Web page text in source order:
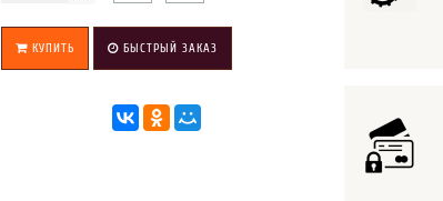
КУПИТЬ БЫСТРЫЙ ЗАКАЗ